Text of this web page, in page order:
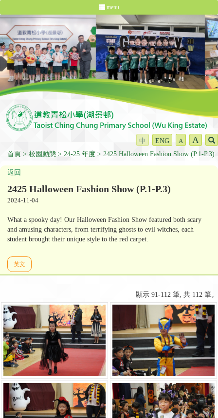
menu
中 ENG A A
首頁 校園動態 24-25 年度 2425 Halloween Fashion Show (P.1-P.3)
返回
2425 Halloween Fashion Show (P.1-P.3)
2024-11-04
What a spooky day! Our Halloween Fashion Show featured both scary
and amusing characters, from terrifying ghosts to evil witches, each
student brought their unique style to the red carpet.
英文
顯示 91-112 筆, 共 112 筆。